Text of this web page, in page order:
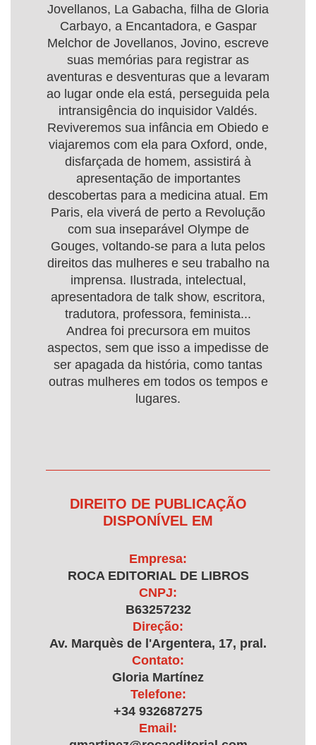
Jovellanos, La Gabacha, filha de Gloria
Carbayo, a Encantadora, e Gaspar
Melchor de Jovellanos, Jovino, escreve
suas memórias para registrar as
aventuras e desventuras que a levaram
ao lugar onde ela está, perseguida pela
intransigência do inquisidor Valdés.
Reviveremos sua infância em Obiedo e
viajaremos com ela para Oxford, onde,
disfarçada de homem, assistirá à
apresentação de importantes
descobertas para a medicina atual. Em
Paris, ela viverá de perto a Revolução
com sua inseparável Olympe de
Gouges, voltando-se para a luta pelos
direitos das mulheres e seu trabalho na
imprensa. Ilustrada, intelectual,
apresentadora de talk show, escritora,
tradutora, professora, feminista...
Andrea foi precursora em muitos
aspectos, sem que isso a impedisse de
ser apagada da história, como tantas
outras mulheres em todos os tempos e
lugares.
DIREITO DE PUBLICAÇÃO
DISPONÍVEL EM
Empresa:
ROCA EDITORIAL DE LIBROS
CNPJ:
B63257232
Direção:
Av. Marquès de l'Argentera, 17, pral.
Contato:
Gloria Martínez
Telefone:
+34 932687275
Email: